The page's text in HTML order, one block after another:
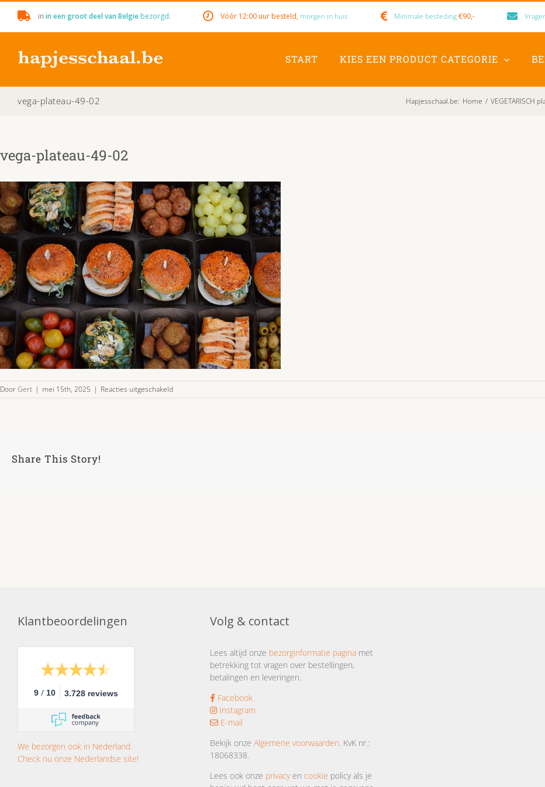
content
in in een groot deel van Belgie bezorgd. Vóór 12:00 uur besteld, morgen in huis Minimale besteding€90,-
START KIES EEN PRODUCT CATEGORIE
vega-plateau-49-02 Hapjesschaal.be: Home / VEGETARISCH
vega-plateau-49-02
DoorGert | mei 15th, 2025 | Reacties uitgeschakeld
vega-
Share This Story!
Klantbeoordelingen
9 / 10 3.728 reviews
We bezorgen ook in Nederland.
Check nu onze Nederlandse site!
Volg & contact
Lees altijd onze bezorginformatie paginamet
betrekking tot vragen over bestellingen,
betalingen en leveringen.
Facebook
Instagram
E-mail
Bekijk onze Algemene voorwaarden. KvK nr.:
18068338.
Lees ook onze privacyen cookie policy als je